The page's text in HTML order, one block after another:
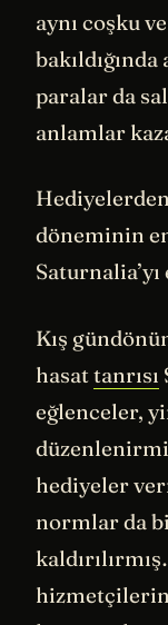
aynı coşku
paralar da
anlamlar
döneminin
Kış
hasattanrısı
eğlenceler,
hediyeler
normlar da
hizmetçilerin